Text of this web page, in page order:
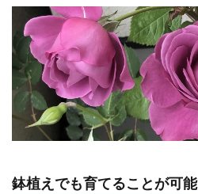
鉢植えでも育てることが可能